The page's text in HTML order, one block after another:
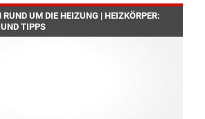
RUND UM DIE HEIZUNG | HEIZKÖRPER:
TIPPS